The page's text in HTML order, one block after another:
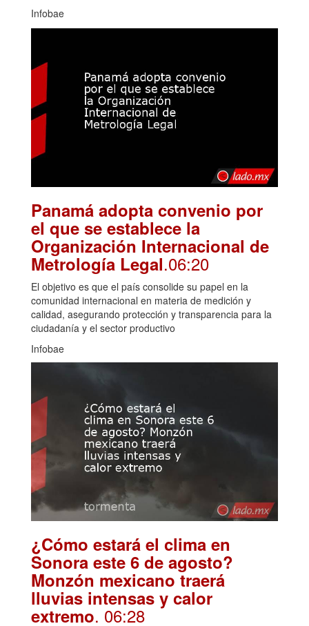
Infobae
Panamá adopta convenio por
el que se establece la
Organización Internacional de
Metrología Legal.06:20
El objetivo es que el país consolide su papel en la
comunidad internacional en materia de medición y
calidad, asegurando protección y transparencia para la
ciudadanía y el sector productivo
Infobae
¿Cómo estará el clima en
Sonora este 6 de agosto?
Monzón mexicano traerá
lluvias intensas y calor
extremo. 06:28